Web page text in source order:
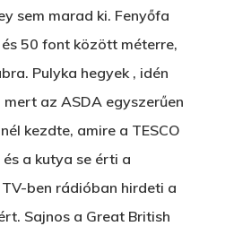
sem marad ki. Fenyőfa
50 font között méterre,
Pulyka hegyek , idén
mert az ASDA egyszerűen
kezdte, amire a TESCO
a kutya se érti a
ben rádióban hirdeti a
Sajnos a Great British